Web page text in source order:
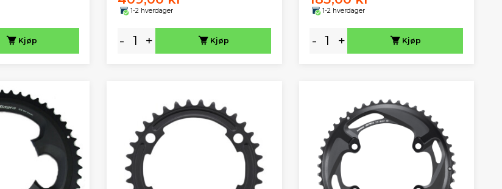
Kjøp
1-2 hverdager
- + Kjøp
1-2 hverdager
- + Kjøp